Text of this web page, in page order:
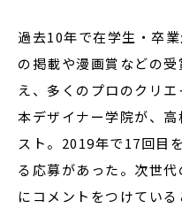
過去10年で在学生・卒
の掲載や漫画賞などの
え、多くのプロのクリ
本デザイナー学院が、
スト。2019年で17回目
る応募があった。次世
にコメントをつけている